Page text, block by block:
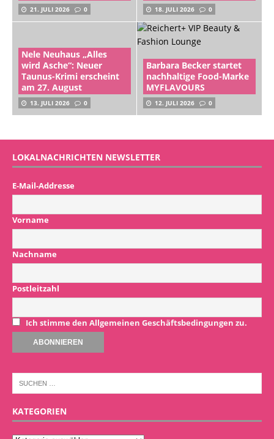
21. JULI 2026 0 18. JULI 2026 0
Nele Neuhaus „Alles
wird Asche“: Neuer
Taunus-Krimi erscheint
am 27. August
13. JULI 2026 0
Barbara Becker startet
nachhaltige Food-Marke
MYFLAVOURS
12. JULI 2026 0
LOKALNACHRICHTEN NEWSLETTER
E-Mail-Addresse
Vorname
Nachname
Postleitzahl
Ich stimme den Allgemeinen Geschäftsbedingungen zu.
KATEGORIEN